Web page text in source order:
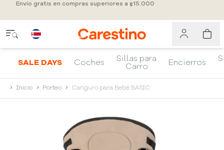
Envío gratis en compras superiores a ¢15.000
SALE DAYS Coches
Sillas para
Carro
Encierros
Inicio Porteo Canguro para Bebé BASIC